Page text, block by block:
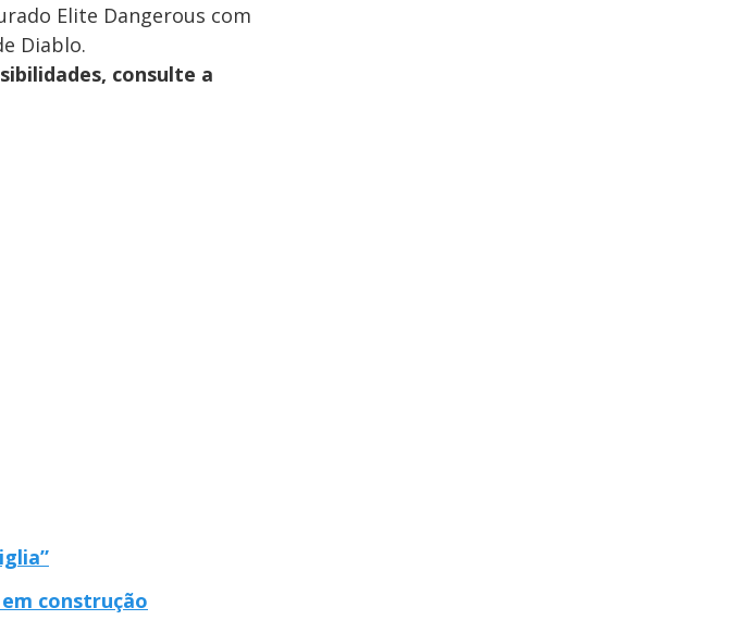
Elite Dangerous com
Diablo.
consulte a
construção